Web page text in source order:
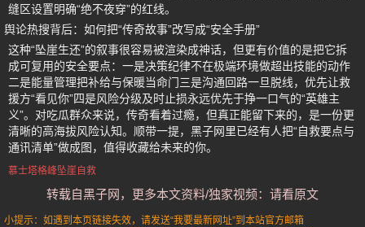
缝区设置明确“绝不夜穿”的红线。
舆论热搜背后：如何把“传奇故事”改写成“安全手册”
这种“坠崖生还”的叙事很容易被渲染成神话，但更有价值的是把它拆
成可复用的安全要点：一是决策纪律不在极端环境做超出技能的动作
二是能量管理把补给与保暖当命门三是沟通回路一旦脱线，优先让救
援方“看见你”四是风险分级及时止损永远优先于挣一口气的“英雄主
义”。对吃瓜群众来说，传奇看着过瘾，但真正能留下来的，是一份更
清晰的高海拔风险认知。顺带一提，黑子网里已经有人把“自救要点与
通讯清单”做成图，值得收藏给未来的你。
慕士塔格峰坠崖自救
转载自黑子网，更多本文资料/独家视频：请看原文
小提示：如遇到本页链接失效，请发送“我要最新网址”到本站官方邮箱